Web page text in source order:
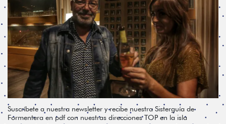
Suscríbete a nuestra newsletter y recibe nuestra Sisterguía de
Formentera en pdf con nuestras direcciones TOP en la isla